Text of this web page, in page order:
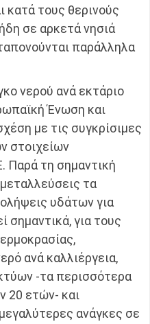
τους θερινούς
σε αρκετά νησιά
παράλληλα
νερού ανά εκτάριο
Ένωση και
με τις συγκρίσιμες
στοιχείων
Παρά τη σημαντική
τα
υδάτων για
σημαντικά, για τους
ανά καλλιέργεια,
-τα περισσότερα
20 ετών- και
ανάγκες σε